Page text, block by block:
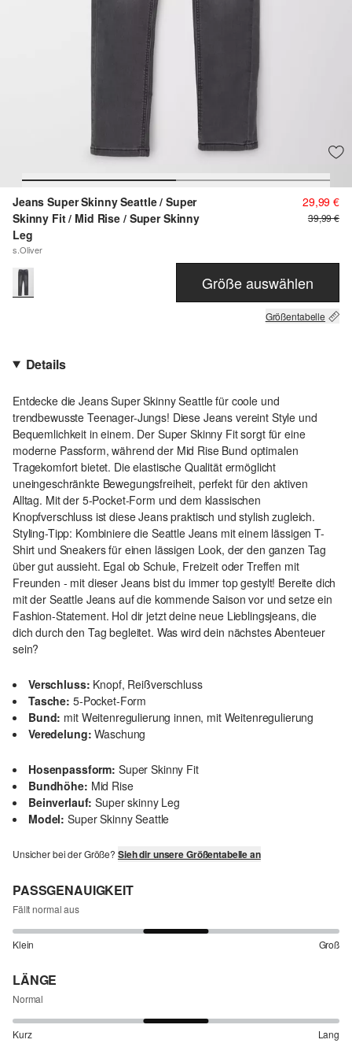
Jeans Super Skinny Seattle / Super
Skinny Fit / Mid Rise / Super Skinny
Leg
s.Oliver
29,99 €
39,99 €
Größe auswählen
Größentabelle
Details
Entdecke die Jeans Super Skinny Seattle für coole und
trendbewusste Teenager-Jungs! Diese Jeans vereint Style und
Bequemlichkeit in einem. Der Super Skinny Fit sorgt für eine
moderne Passform, während der Mid Rise Bund optimalen
Tragekomfort bietet. Die elastische Qualität ermöglicht
uneingeschränkte Bewegungsfreiheit, perfekt für den aktiven
Alltag. Mit der 5-Pocket-Form und dem klassischen
Knopfverschluss ist diese Jeans praktisch und stylish zugleich.
Styling-Tipp: Kombiniere die Seattle Jeans mit einem lässigen T-
Shirt und Sneakers für einen lässigen Look, der den ganzen Tag
über gut aussieht. Egal ob Schule, Freizeit oder Treffen mit
Freunden - mit dieser Jeans bist du immer top gestylt! Bereite dich
mit der Seattle Jeans auf die kommende Saison vor und setze ein
Fashion-Statement. Hol dir jetzt deine neue Lieblingsjeans, die
dich durch den Tag begleitet. Was wird dein nächstes Abenteuer
sein?
Verschluss: Knopf, Reißverschluss
Tasche: 5-Pocket-Form
Bund: mit Weitenregulierung innen, mit Weitenregulierung
Veredelung: Waschung
Hosenpassform: Super Skinny Fit
Bundhöhe: Mid Rise
Beinverlauf: Super skinny Leg
Model: Super Skinny Seattle
Unsicher bei der Größe? Sieh dir unsere Größentabelle an
PASSGENAUIGKEIT
Fällt normal aus
Klein Groß
LÄNGE
Normal
Kurz Lang